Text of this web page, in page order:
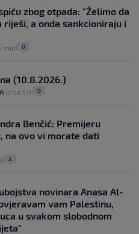
zbog otpada: "Želimo da
riješi, a onda sankcioniraju i
min 0
(10.8.2026.)
prije 1 h 0
Benčić: Premijeru
na ovo vi morate dati
2
novinara Anasa Al-
vam Palestinu,
u svakom slobodnom